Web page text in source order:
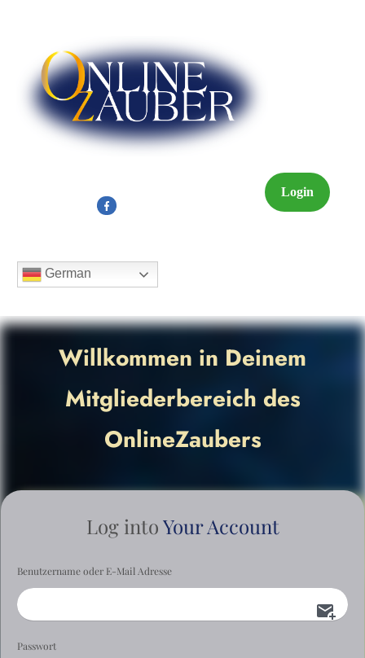
Login
German
Willkommen in Deinem
Mitgliederbereich des
OnlineZaubers
Log intoYour Account
Benutzername oder E-Mail Adresse
Passwort